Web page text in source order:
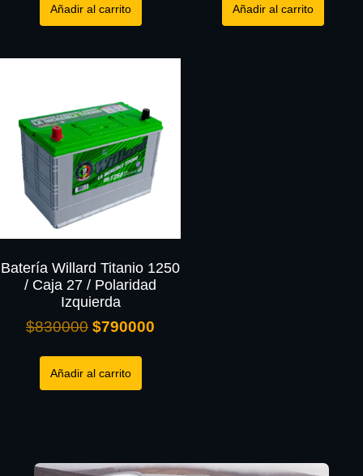
Añadir al carrito Añadir al carrito
Batería Willard Titanio 1250
/ Caja 27 / Polaridad
Izquierda
$830000 $790000
Añadir al carrito